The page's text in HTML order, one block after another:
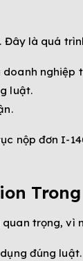
là quá
nghiệp
luật.
nộp đơn I-
Trong
trọng, vì
đúng luật.